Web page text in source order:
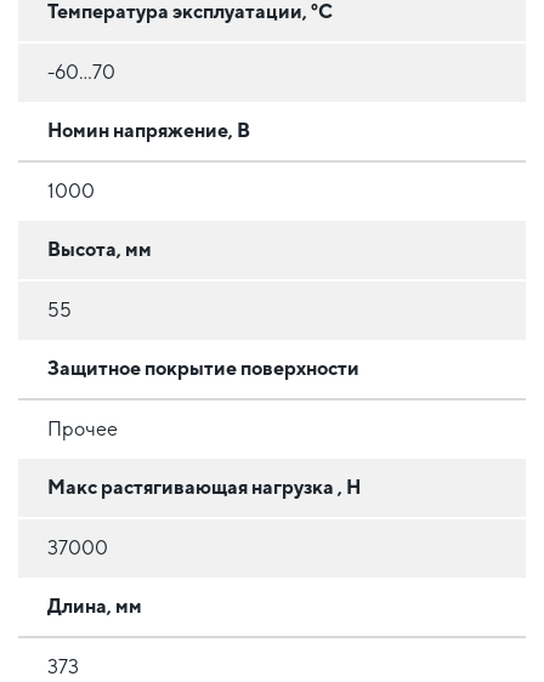
Температура эксплуатации, °C
-60...70
Номин напряжение, В
1000
Высота, мм
55
Защитное покрытие поверхности
Прочее
Макс растягивающая нагрузка , Н
37000
Длина, мм
373